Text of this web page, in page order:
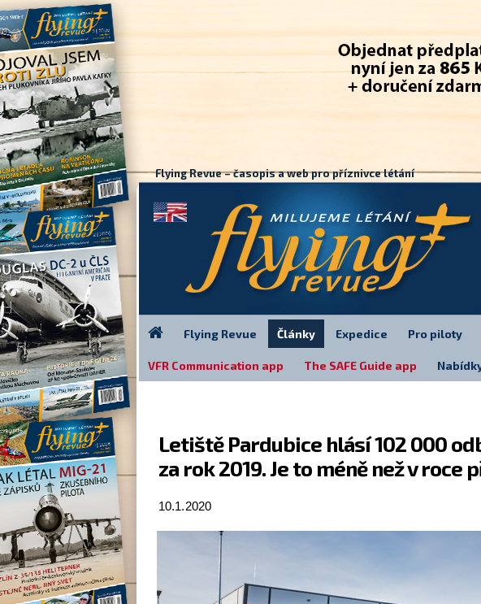
Letiště Pardubice hlásí 102 000
za rok 2019. Je to méně než v roce
10.1.2020
Flying Revue – časopis a web pro příznivce létání
Flying Revue Články Expedice Pro piloty
VFR Communication app The SAFE Guide app